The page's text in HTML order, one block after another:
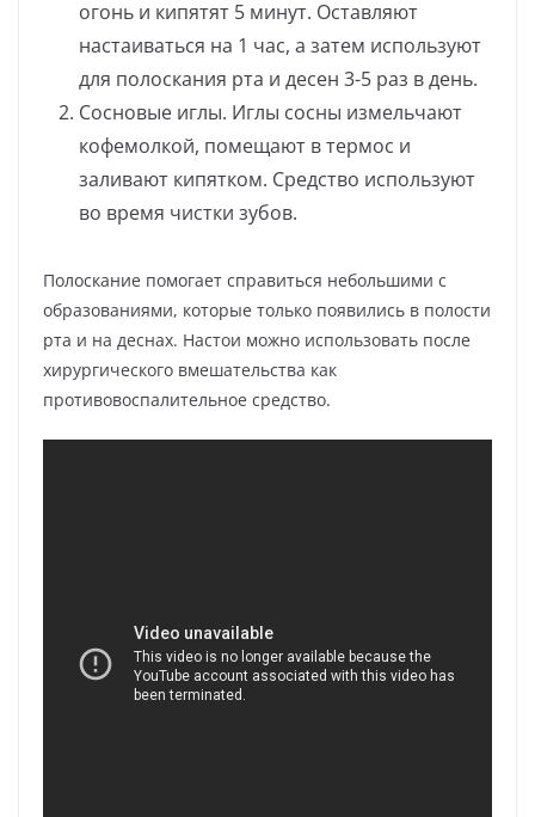
огонь и кипятят 5 минут. Оставляют
настаиваться на 1 час, а затем используют
для полоскания рта и десен 3-5 раз в день.
Сосновые иглы. Иглы сосны измельчают
кофемолкой, помещают в термос и
заливают кипятком. Средство используют
во время чистки зубов.
Полоскание помогает справиться небольшими с
образованиями, которые только появились в полости
рта и на деснах. Настои можно использовать после
хирургического вмешательства как
противовоспалительное средство.